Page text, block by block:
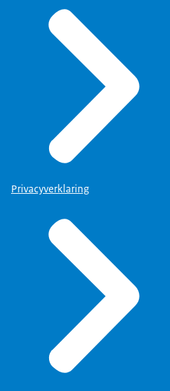
Daardoor is het denk
ik zo goed gegaan.
De directie destijds was
in vergelijking met wat het
Het was een relatief kleine
met naar alle
we heel goed strak konden
onderhandelen en met
werken.
waar we veel mee reisden
allen steeds overlegden
we gingen doen, hoe we
aanpakken en hoe we
het gingen inzetten.
Dat heeft destijds denk
ik heel goed gewerkt.
En vanuit het team werden
Privacyverklaring